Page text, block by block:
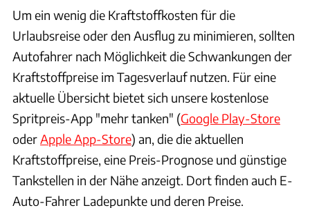
Um ein wenig die Kraftstoffkosten für die
Urlaubsreise oder den Ausflug zu minimieren, sollten
Autofahrer nach Möglichkeit die Schwankungen der
Kraftstoffpreise im Tagesverlauf nutzen. Für eine
aktuelle Übersicht bietet sich unsere kostenlose
Spritpreis-App "mehr tanken" (Google Play-Store
oderApple App-Store) an, die die aktuellen
Kraftstoffpreise, eine Preis-Prognose und günstige
Tankstellen in der Nähe anzeigt. Dort finden auch E-
Auto-Fahrer Ladepunkte und deren Preise.